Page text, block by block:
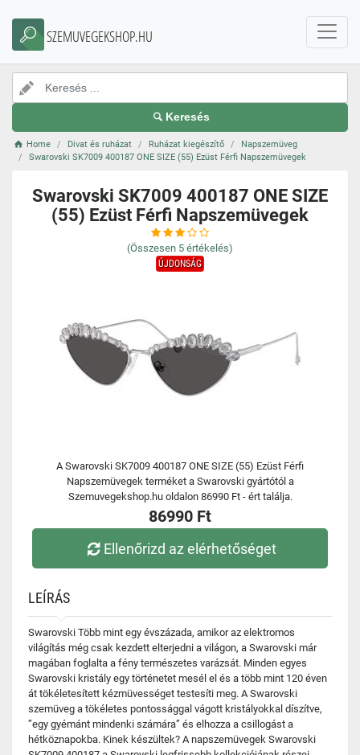
SZEMUVEGEKSHOP.HU
Keresés
Home Divat és ruházat Ruházat kiegészítő
Napszemüveg
Swarovski SK7009 400187 ONE SIZE (55) Ezüst Férfi Napszemüvegek
Swarovski SK7009 400187 ONE SIZE
(55) Ezüst Férfi Napszemüvegek
(Összesen 5 értékelés)
ÚJDONSÁG
A Swarovski SK7009 400187 ONE SIZE (55) Ezüst Férfi
Napszemüvegek terméket a Swarovski gyártótól a
Szemuvegekshop.hu oldalon 86990 Ft - ért találja.
86990 Ft
Ellenőrizd az elérhetőséget
LEÍRÁS
Swarovski Több mint egy évszázada, amikor az elektromos
világítás még csak kezdett elterjedni a világon, a Swarovski már
magában foglalta a fény természetes varázsát. Minden egyes
Swarovski kristály egy történetet mesél el és a több mint 120 éven
át tökéletesített kézmüvességet testesíti meg. A Swarovski
szemüveg a tökéletes pontossággal vágott kristályokkal díszítve,
”egy gyémánt mindenki számára” és elhozza a csillogást a
hétköznapokba. Kinek készültek? A napszemüvegek Swarovski